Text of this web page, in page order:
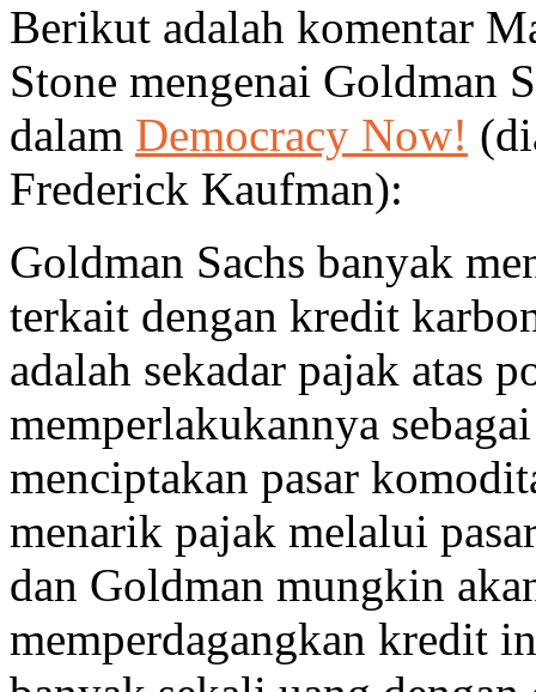
Berikut adalah komentar
Stone mengenai Goldman
dalam Democracy Now!
Frederick Kaufman):
Goldman Sachs banyak
terkait dengan kredit
adalah sekadar pajak atas
memperlakukannya
menciptakan pasar
menarik pajak melalui
dan Goldman mungkin
memperdagangkan kredit